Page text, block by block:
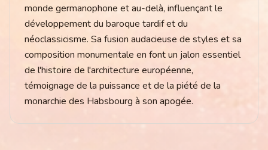
monde germanophone et au-delà, influençant le
développement du baroque tardif et du
néoclassicisme. Sa fusion audacieuse de styles et sa
composition monumentale en font un jalon essentiel
de l'histoire de l'architecture européenne,
témoignage de la puissance et de la piété de la
monarchie des Habsbourg à son apogée.